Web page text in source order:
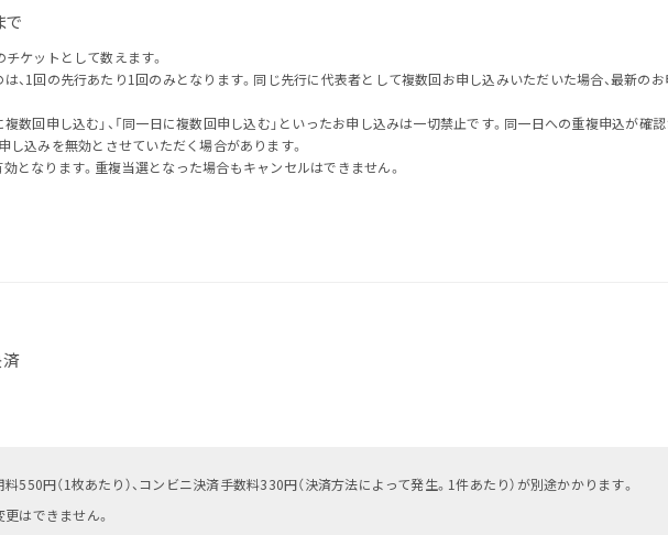
で
ケットとして数えます。
、1回の先行あたり1回のみとなります。同じ先行に代表者として複数回お申し込みいただいた場合、最新の
数回申し込む」、「同一日に複数回申し込む」といったお申し込みは一切禁止です。同一日への重複申込が確認
し込みを無効とさせていただく場合があります。
となります。重複当選となった場合もキャンセルはできません。
550円（1枚あたり）、コンビニ決済手数料330円（決済方法によって発生。1件あたり）が別途かかります。
はできません。